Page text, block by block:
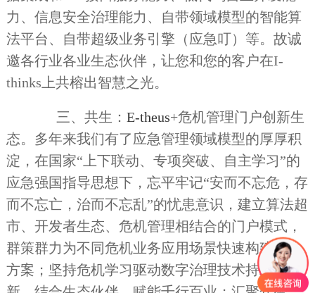
力、信息安全治理能力、自带领域模型的智能算
法平台、自带超级业务引擎（应急叮）等。故诚
邀各行业各业生态伙伴，让您和您的客户在I-
thinks上共榕出智慧之光。
三、共生： E-theus+危机管理门户创新生
态。多年来我们有了应急管理领域模型的厚厚积
淀，在国家“上下联动、专项突破、自主学习”的
应急强国指导思想下，忘平牢记“安而不忘危，存
而不忘亡，治而不忘乱”的忧患意识，建立算法超
市、开发者生态、危机管理相结合的门户模式，
群策群力为不同危机业务应用场景快速构建解决
方案；坚持危机学习驱动数字治理技术持续创